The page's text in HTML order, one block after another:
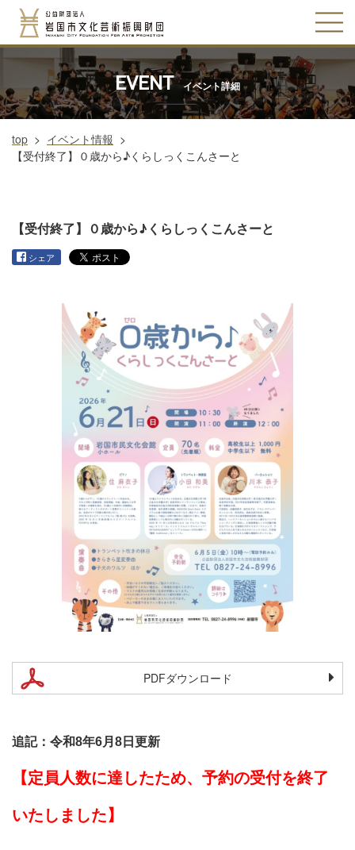
EVENT イベント詳細
top > イベント情報 >
【受付終了】０歳から♪くらしっくこんさーと
【受付終了】０歳から♪くらしっくこんさーと
シェア
PDFダウンロード
追記：令和8年6月8日更新
【定員人数に達したため、予約の受付を終了
いたしました】